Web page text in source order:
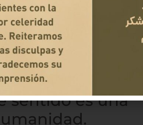
los últimos cuatro meses del
de patrimonio ahora tienen una
y edificios históricos dentro de
hasta el momento.
cultural en
y nuestra
sentido es una